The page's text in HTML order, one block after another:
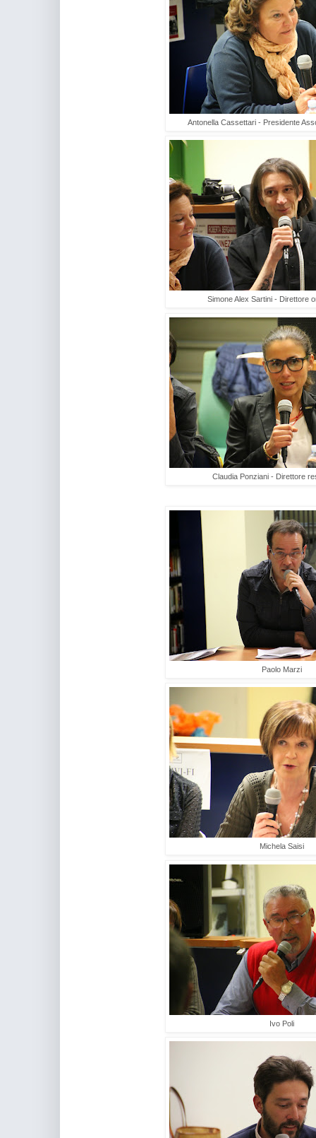
Antonella Cassettari - Presidente
Simone Alex Sartini - Direttore
Claudia Ponziani - Direttore
Paolo Marzi
Michela Saisi
Ivo Poli